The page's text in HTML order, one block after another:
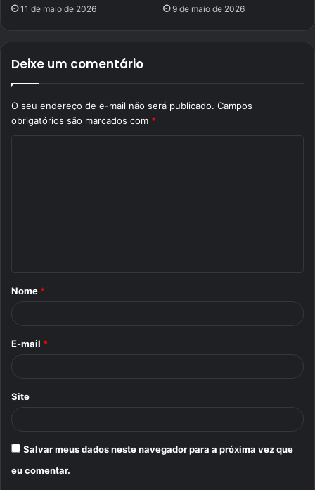
11 de maio de 2026 9 de maio de 2026
Deixe um comentário
O seu endereço de e-mail não será publicado. Campos
obrigatórios são marcados com *
r
Nome *
E-mail *
Site
Salvar meus dados neste navegador para a próxima vez que
eu comentar.